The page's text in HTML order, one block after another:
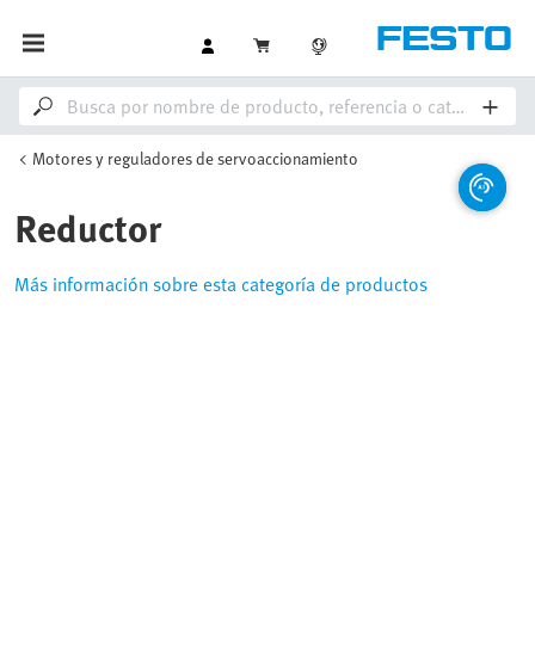
Motores y reguladores de servoaccionamiento
Reductor
Más información sobre esta categoría de productos